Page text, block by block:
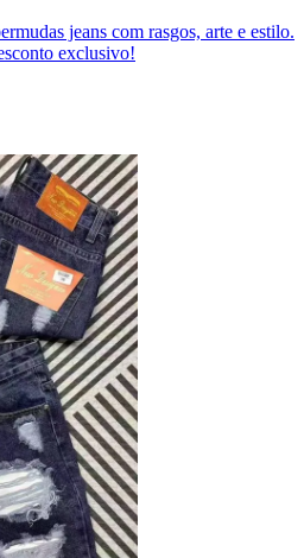
jeans com rasgos, arte e estilo.
exclusivo!